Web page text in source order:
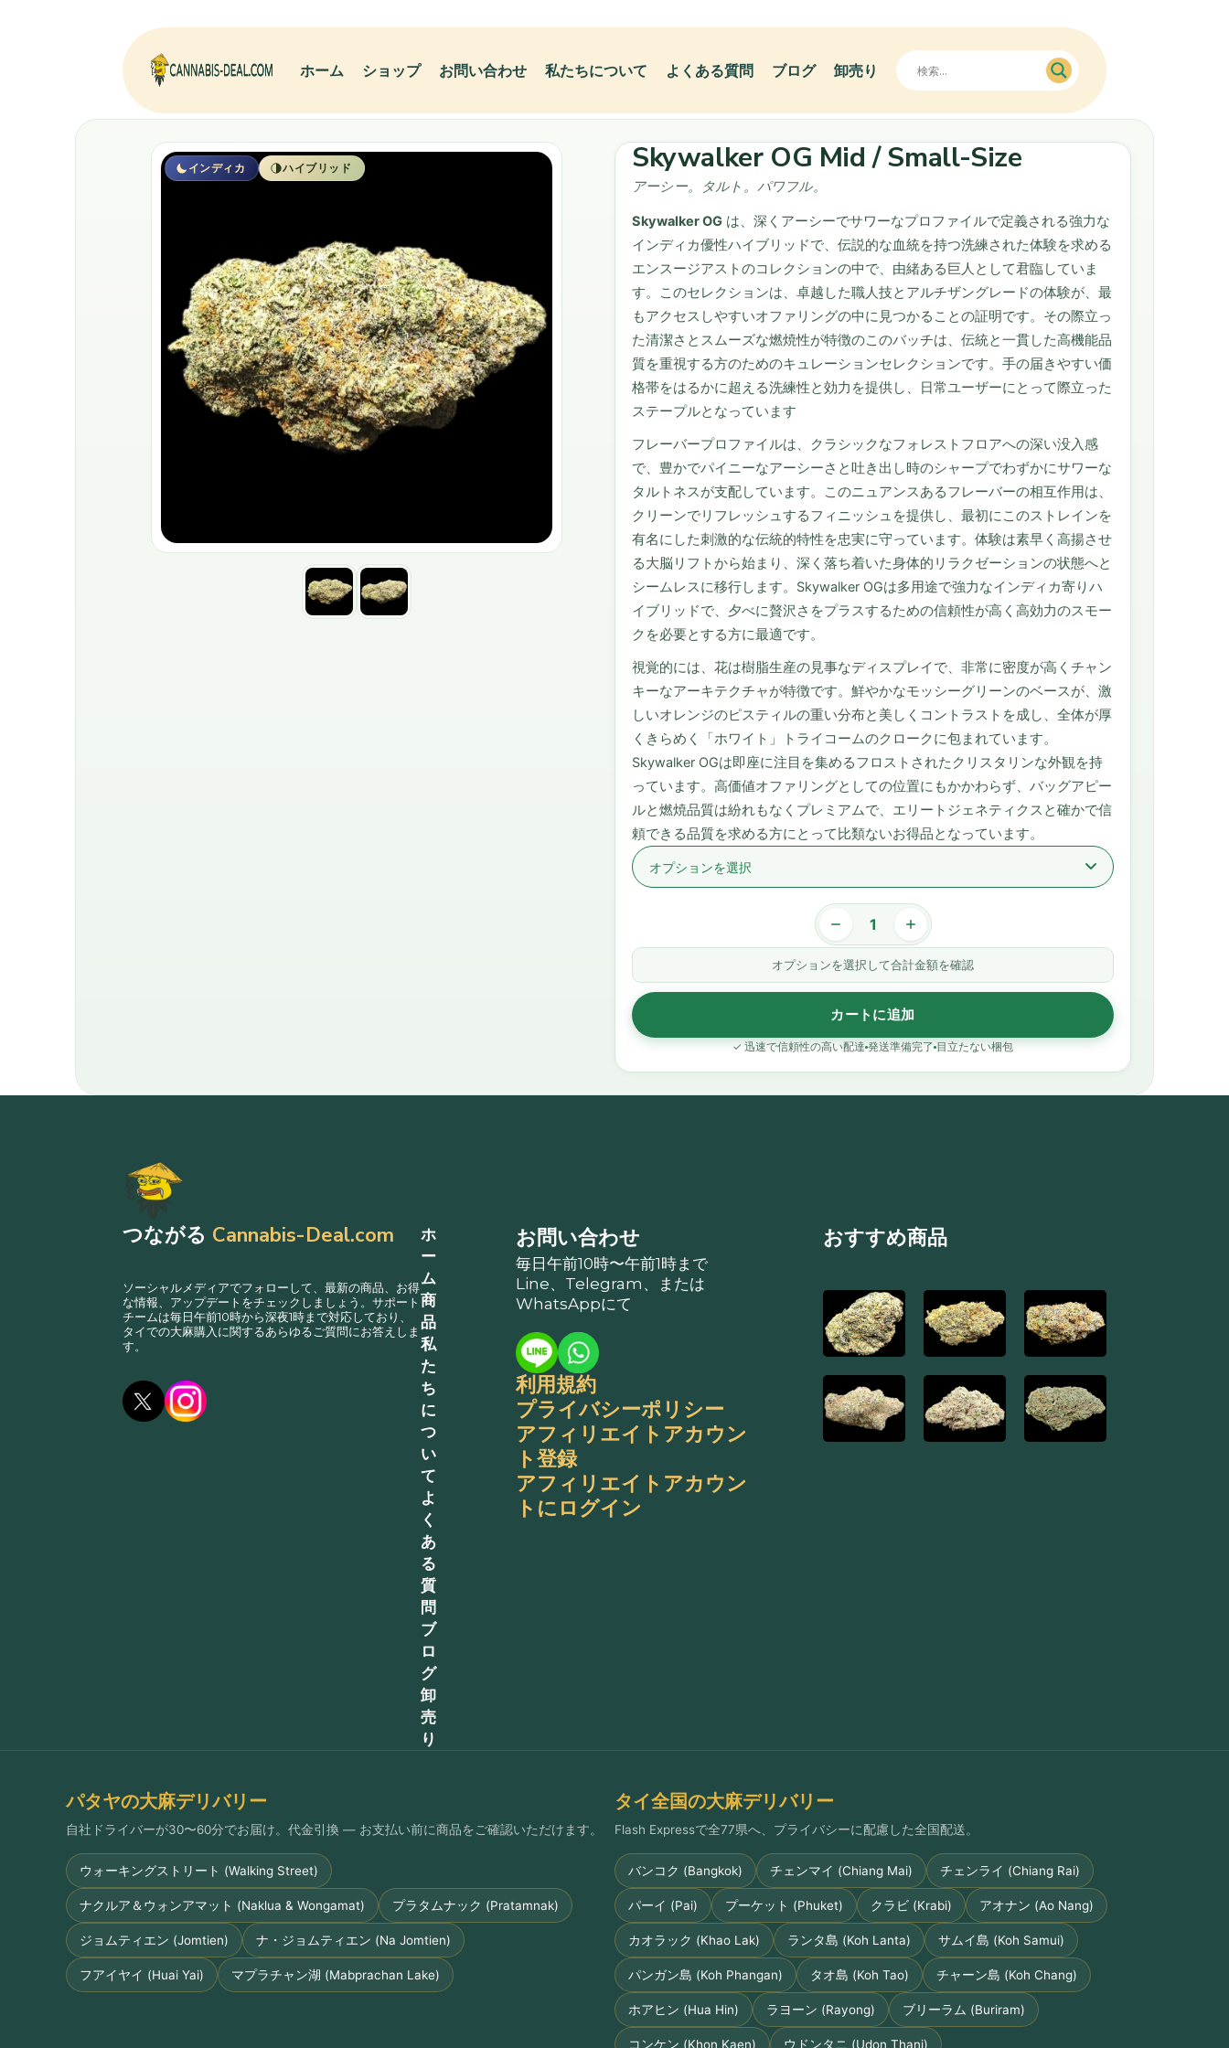
ホーム ショップ お問い合わせ 私たちについて よくある質問 ブログ 卸売り
インディカ ハイブリッド Skywalker OG Mid / Small-Size
アーシー。タルト。パワフル。
Skywalker OG は、深くアーシーでサワーなプロファイルで定義される強力な
インディカ優性ハイブリッドで、伝説的な血統を持つ洗練された体験を求める
エンスージアストのコレクションの中で、由緒ある巨人として君臨していま
す。このセレクションは、卓越した職人技とアルチザングレードの体験が、最
もアクセスしやすいオファリングの中に見つかることの証明です。その際立っ
た清潔さとスムーズな燃焼性が特徴のこのバッチは、伝統と一貫した高機能品
質を重視する方のためのキュレーションセレクションです。手の届きやすい価
格帯をはるかに超える洗練性と効力を提供し、日常ユーザーにとって際立った
ステープルとなっています
フレーバープロファイルは、クラシックなフォレストフロアへの深い没入感
で、豊かでパイニーなアーシーさと吐き出し時のシャープでわずかにサワーな
タルトネスが支配しています。このニュアンスあるフレーバーの相互作用は、
クリーンでリフレッシュするフィニッシュを提供し、最初にこのストレインを
有名にした刺激的な伝統的特性を忠実に守っています。体験は素早く高揚させ
る大脳リフトから始まり、深く落ち着いた身体的リラクゼーションの状態へと
シームレスに移行します。Skywalker OGは多用途で強力なインディカ寄りハ
イブリッドで、夕べに贅沢さをプラスするための信頼性が高く高効力のスモー
クを必要とする方に最適です。
視覚的には、花は樹脂生産の見事なディスプレイで、非常に密度が高くチャン
キーなアーキテクチャが特徴です。鮮やかなモッシーグリーンのベースが、激
しいオレンジのピスティルの重い分布と美しくコントラストを成し、全体が厚
くきらめく「ホワイト」トライコームのクロークに包まれています。
Skywalker OGは即座に注目を集めるフロストされたクリスタリンな外観を持
っています。高価値オファリングとしての位置にもかかわらず、バッグアピー
ルと燃焼品質は紛れもなくプレミアムで、エリートジェネティクスと確かで信
頼できる品質を求める方にとって比類ないお得品となっています。
オプションを選択して合計金額を確認
カートに追加
✓ 迅速で信頼性の高い配達 発送準備完了 目立たない梱包
つながる Cannabis-Deal.com
ソーシャルメディアでフォローして、最新の商品、お得
な情報、アップデートをチェックしましょう。サポート
チームは毎日午前10時から深夜1時まで対応しており、
タイでの大麻購入に関するあらゆるご質問にお答えしま
す。
ホ
ー
ム
商
品
私
た
ち
に
つ
い
て
よ
く
あ
る
質
問
ブ
ロ
グ
卸
売
り
お問い合わせ
毎日午前10時〜午前1時まで
Line、Telegram、または
WhatsAppにて
利用規約
プライバシーポリシー
アフィリエイトアカウン
ト登録
アフィリエイトアカウン
トにログイン
おすすめ商品
パタヤの大麻デリバリー
自社ドライバーが30〜60分でお届け。代金引換 — お支払い前に商品をご確認いただけます。
ウォーキングストリート (Walking Street)
ナクルア＆ウォンアマット (Naklua & Wongamat) プラタムナック (Pratamnak)
ジョムティエン (Jomtien) ナ・ジョムティエン (Na Jomtien)
フアイヤイ (Huai Yai) マプラチャン湖 (Mabprachan Lake)
タイ全国の大麻デリバリー
Flash Expressで全77県へ、プライバシーに配慮した全国配送。
バンコク (Bangkok) チェンマイ (Chiang Mai) チェンライ (Chiang Rai)
パーイ (Pai) プーケット (Phuket) クラビ (Krabi) アオナン (Ao Nang)
カオラック (Khao Lak) ランタ島 (Koh Lanta) サムイ島 (Koh Samui)
パンガン島 (Koh Phangan) タオ島 (Koh Tao) チャーン島 (Koh Chang)
ホアヒン (Hua Hin) ラヨーン (Rayong) ブリーラム (Buriram)
コンケン (Khon Kaen) ウドンタニ (Udon Thani)